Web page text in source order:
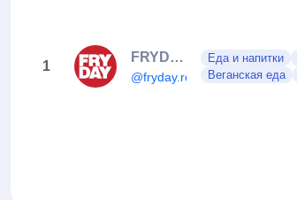
1
FRYDAY🍟
@fryday.ro
Еда и напитки
Веганская еда